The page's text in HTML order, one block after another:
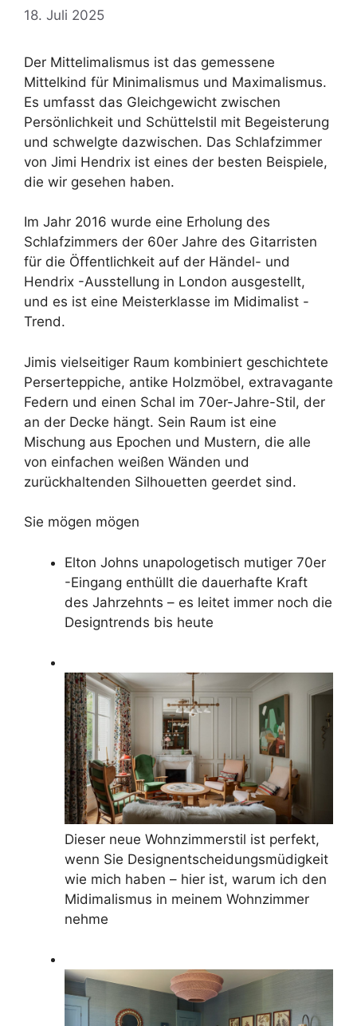
18. Juli 2025
Der Mittelimalismus ist das gemessene
Mittelkind für Minimalismus und Maximalismus.
Es umfasst das Gleichgewicht zwischen
Persönlichkeit und Schüttelstil mit Begeisterung
und schwelgte dazwischen. Das Schlafzimmer
von Jimi Hendrix ist eines der besten Beispiele,
die wir gesehen haben.
Im Jahr 2016 wurde eine Erholung des
Schlafzimmers der 60er Jahre des Gitarristen
für die Öffentlichkeit auf der Händel- und
Hendrix -Ausstellung in London ausgestellt,
und es ist eine Meisterklasse im Midimalist -
Trend.
Jimis vielseitiger Raum kombiniert geschichtete
Perserteppiche, antike Holzmöbel, extravagante
Federn und einen Schal im 70er-Jahre-Stil, der
an der Decke hängt. Sein Raum ist eine
Mischung aus Epochen und Mustern, die alle
von einfachen weißen Wänden und
zurückhaltenden Silhouetten geerdet sind.
Sie mögen mögen
Elton Johns unapologetisch mutiger 70er
-Eingang enthüllt die dauerhafte Kraft
des Jahrzehnts – es leitet immer noch die
Designtrends bis heute
Dieser neue Wohnzimmerstil ist perfekt,
wenn Sie Designentscheidungsmüdigkeit
wie mich haben – hier ist, warum ich den
Midimalismus in meinem Wohnzimmer
nehme